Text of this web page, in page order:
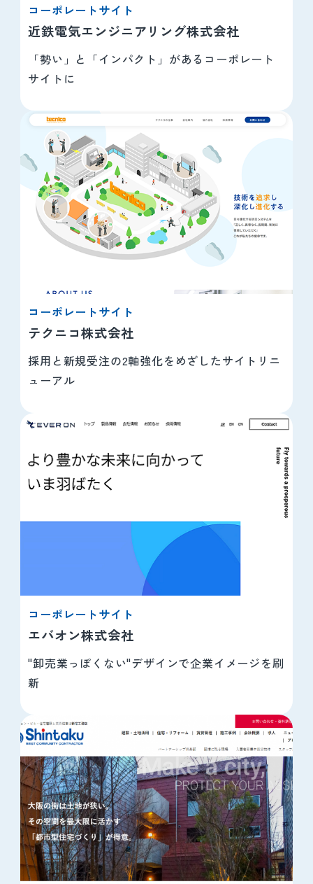
コーポレートサイト
近鉄電気エンジニアリング株式会社
「勢い」と「インパクト」があるコーポレート
サイトに
コーポレートサイト
テクニコ株式会社
採用と新規受注の2軸強化をめざしたサイトリニ
ューアル
コーポレートサイト
エバオン株式会社
"卸売業っぽくない"デザインで企業イメージを刷
新